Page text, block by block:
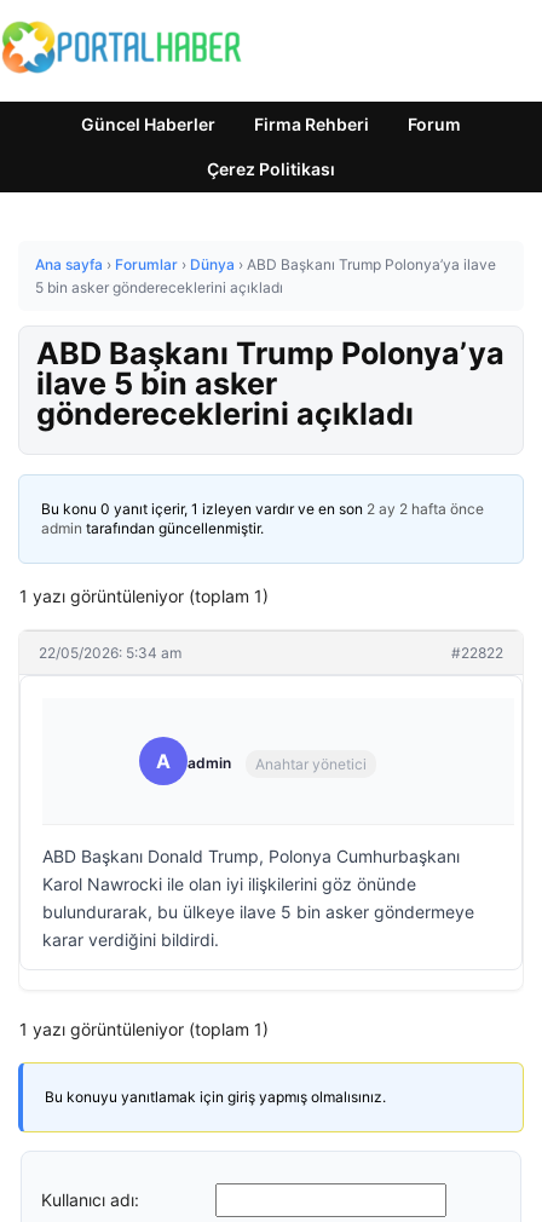
Güncel Haberler Firma Rehberi Forum
Çerez Politikası
Ana sayfa › Forumlar › Dünya › ABD Başkanı Trump Polonya’ya ilave
5 bin asker göndereceklerini açıkladı
ABD Başkanı Trump Polonya’ya
ilave 5 bin asker
göndereceklerini açıkladı
Bu konu 0 yanıt içerir, 1 izleyen vardır ve en son 2 ay 2 hafta önce
admin tarafından güncellenmiştir.
1 yazı görüntüleniyor (toplam 1)
22/05/2026: 5:34 am #22822
A admin Anahtar yönetici
ABD Başkanı Donald Trump, Polonya Cumhurbaşkanı
Karol Nawrocki ile olan iyi ilişkilerini göz önünde
bulundurarak, bu ülkeye ilave 5 bin asker göndermeye
karar verdiğini bildirdi.
1 yazı görüntüleniyor (toplam 1)
Bu konuyu yanıtlamak için giriş yapmış olmalısınız.
Kullanıcı adı: